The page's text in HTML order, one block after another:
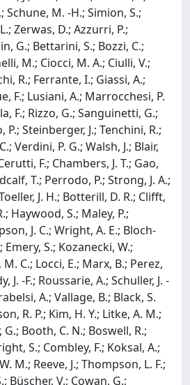
Schune, M. -H.; Simion, S.;
Zerwas, D.; Azzurri, P.;
G.; Bettarini, S.; Bozzi, C.;
M.; Ciocci, M. A.; Ciulli, V.;
R.; Ferrante, I.; Giassi, A.;
F.; Lusiani, A.; Marrocchesi, P.
F.; Rizzo, G.; Sanguinetti, G.;
P.; Steinberger, J.; Tenchini, R.;
Verdini, P. G.; Walsh, J.; Blair,
F.; Chambers, J. T.; Gao,
T.; Perrodo, P.; Strong, J. A.;
J. H.; Botterill, D. R.; Clifft,
Haywood, S.; Maley, P.;
J. C.; Wright, A. E.; Bloch-
Emery, S.; Kozanecki, W.;
C.; Locci, E.; Marx, B.; Perez,
J. -F.; Roussarie, A.; Schuller, J. -
A.; Vallage, B.; Black, S.
R. P.; Kim, H. Y.; Litke, A. M.;
Booth, C. N.; Boswell, R.;
S.; Combley, F.; Koksal, A.;
M.; Reeve, J.; Thompson, L. F.;
Büscher, V.; Cowan, G.;